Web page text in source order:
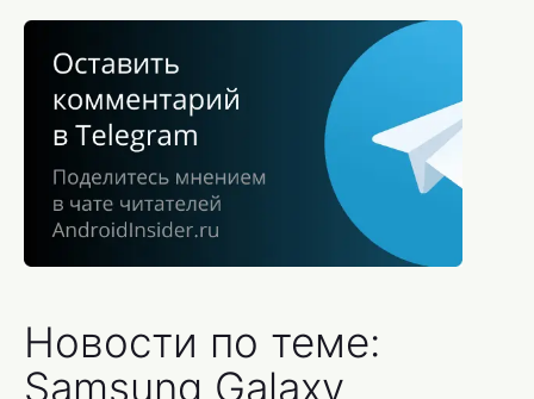
Новости по теме:
Samsung Galaxy